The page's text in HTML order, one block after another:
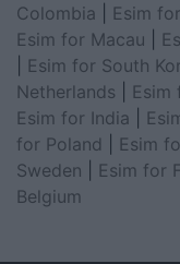
Colombia
Esim
Esim for Macau
Esim for South
Netherlands
Esim
Esim for India
for Poland
Esim
Sweden
Esim for
Belgium